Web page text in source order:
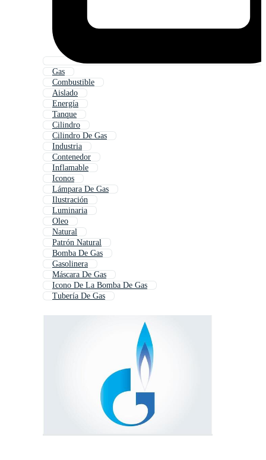
Gas
Combustible
Aislado
Energía
Tanque
Cilindro
Cilindro De Gas
Industria
Contenedor
Inflamable
Iconos
Lámpara De Gas
Ilustración
Luminaria
Oleo
Natural
Patrón Natural
Bomba De Gas
Gasolinera
Máscara De Gas
Icono De La Bomba De Gas
Tubería De Gas